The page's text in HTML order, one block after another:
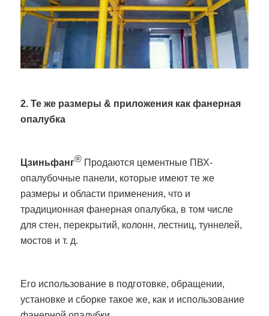
2. Те же размеры & приложения как фанерная
опалубка
Цзиньфанг® Продаются цементные ПВХ-
опалубочные панели, которые имеют те же
размеры и области применения, что и
традиционная фанерная опалубка, в том числе
для стен, перекрытий, колонн, лестниц, туннелей,
мостов и т. д.
Его использование в подготовке, обращении,
установке и сборке такое же, как и использование